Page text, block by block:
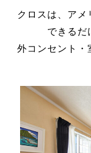
クロスは、ア
できるだ
外コンセント・